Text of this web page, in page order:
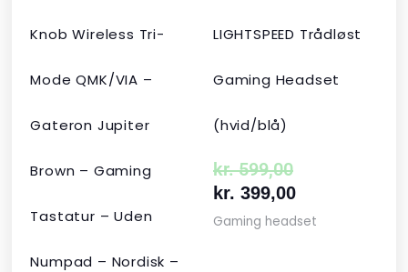
Knob Wireless Tri-
Mode QMK/VIA –
Gateron Jupiter
Brown – Gaming
Tastatur – Uden
Numpad – Nordisk –
LIGHTSPEED Trådløst
Gaming Headset
(hvid/blå)
kr.599,00
kr. 399,00
Gaming headset